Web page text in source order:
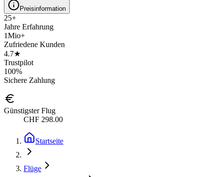
Preisinformation
25+
Jahre Erfahrung
1Mio+
Zufriedene Kunden
4.7★
Trustpilot
100%
Sichere Zahlung
Günstigster Flug
CHF 298.00
Startseite
Flüge